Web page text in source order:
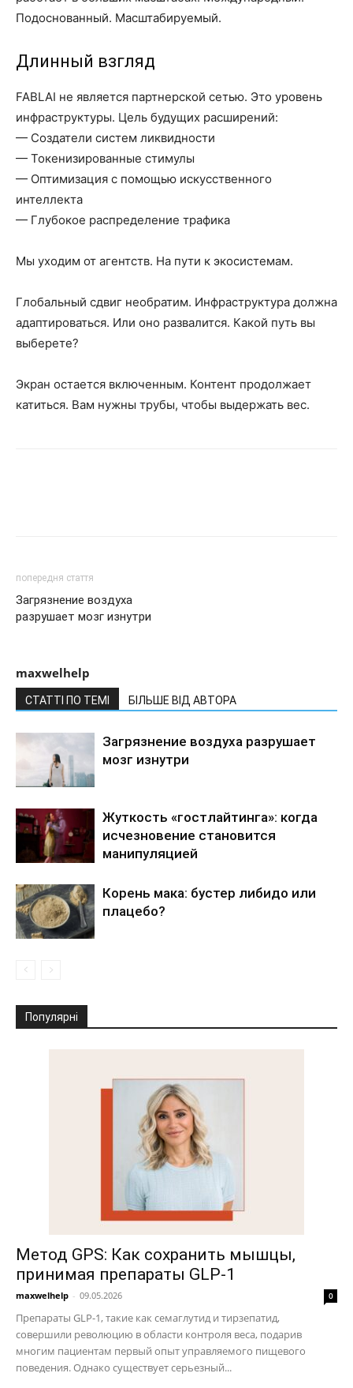
Подоснованный. Масштабируемый.
Длинный взгляд
FABLAI не является партнерской сетью. Это уровень
инфраструктуры. Цель будущих расширений:
— Создатели систем ликвидности
— Токенизированные стимулы
— Оптимизация с помощью искусственного
интеллекта
— Глубокое распределение трафика
Мы уходим от агентств. На пути к экосистемам.
Глобальный сдвиг необратим. Инфраструктура должна
адаптироваться. Или оно развалится. Какой путь вы
выберете?
Экран остается включенным. Контент продолжает
катиться. Вам нужны трубы, чтобы выдержать вес.
попередня стаття
Загрязнение воздуха
разрушает мозг изнутри
maxwelhelp
СТАТТІ ПО ТЕМІ БІЛЬШЕ ВІД АВТОРА
Загрязнение воздуха разрушает
мозг изнутри
Жуткость «гостлайтинга»: когда
исчезновение становится
манипуляцией
Корень мака: бустер либидо или
плацебо?
Популярні
Метод GPS: Как сохранить мышцы,
принимая препараты GLP-1
maxwelhelp - 09.05.2026 0
Препараты GLP-1, такие как семаглутид и тирзепатид,
совершили революцию в области контроля веса, подарив
многим пациентам первый опыт управляемого пищевого
поведения. Однако существует серьезный...